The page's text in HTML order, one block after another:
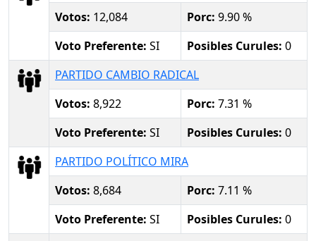
Votos: 12,084 Porc: 9.90 %
Voto Preferente: SI Posibles Curules: 0
PARTIDO CAMBIO RADICAL
Votos: 8,922 Porc: 7.31 %
Voto Preferente: SI Posibles Curules: 0
PARTIDO POLÍTICO MIRA
Votos: 8,684 Porc: 7.11 %
Voto Preferente: SI Posibles Curules: 0